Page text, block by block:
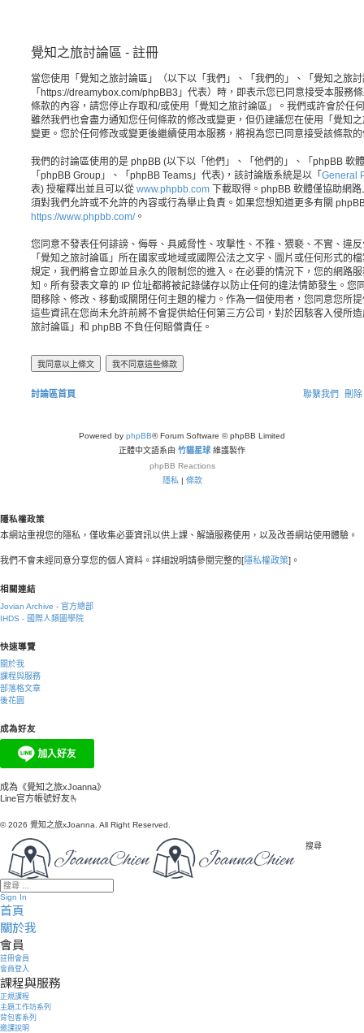
覺知之旅討論區 - 註冊
當您使用「覺知之旅討論區」（以下以「我們」、「我們的」、「覺知之旅
「https://dreamybox.com/phpBB3」代表）時，即表示您已同意接受本服務
條款的內容，請您停止存取和/或使用「覺知之旅討論區」。我們或許會於任
雖然我們也會盡力通知您任何條款的修改或變更，但仍建議您在使用「覺知
變更。您於任何修改或變更後繼續使用本服務，將視為您已同意接受該條款
我們的討論區使用的是 phpBB (以下以「他們」、「他們的」、「phpBB 軟
「phpBB Group」、「phpBB Teams」代表)，該討論版系統是以「 General
表) 授權釋出並且可以從 www.phpbb.com 下載取得。phpBB 軟體僅協助網
須對我們允許或不允許的內容或行為舉止負責。如果您想知道更多有關
https://www.phpbb.com/。
您同意不發表任何誹謗、侮辱、具威脅性、攻擊性、不雅、猥褻、不實、違
「覺知之旅討論區」所在國家或地域或國際公法之文字、圖片或任何形式的
規定，我們將會立即並且永久的限制您的進入。在必要的情況下，您的網路
知。所有發表文章的 IP 位址都將被記錄儲存以防止任何的違法情節發生。您
間移除、修改、移動或關閉任何主題的權力。作為一個使用者，您同意您所
這些資訊在您尚未允許前將不會提供給任何第三方公司，對於因駭客入侵所
旅討論區」和 phpBB 不負任何賠償責任。
討論區首頁 刪
聯繫我們
Powered by phpBB® Forum Software © phpBB Limited
正體中文語系由 竹貓星球 維護製作
phpBB Reactions
隱私 | 條款
隱私權政策
本網站重視您的隱私，僅收集必要資訊以供上課、解讀服務使用，以及改善網站使用體驗。
我們不會未經同意分享您的個人資料。詳細說明請參閱完整的[隱私權政策]。
相關連結
Jovian Archive - 官方總部
IHDS - 國際人類圖學院
快速導覽
關於我
課程與服務
部落格文章
後花園
成為好友
成為《覺知之旅xJoanna》
Line官方帳號好友🫰
© 2026 覺知之旅xJoanna. All Right Reserved.
搜尋
Sign In
首頁
關於我
會員
註冊會員
會員登入
課程與服務
正規課程
主題工作坊系列
背包客系列
邀課說明